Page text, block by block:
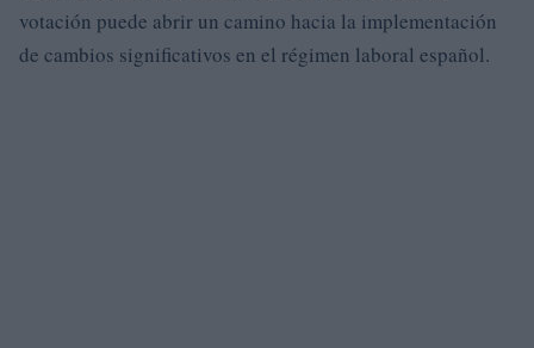
votación puede abrir un camino hacia la implementación
de cambios significativos en el régimen laboral español.